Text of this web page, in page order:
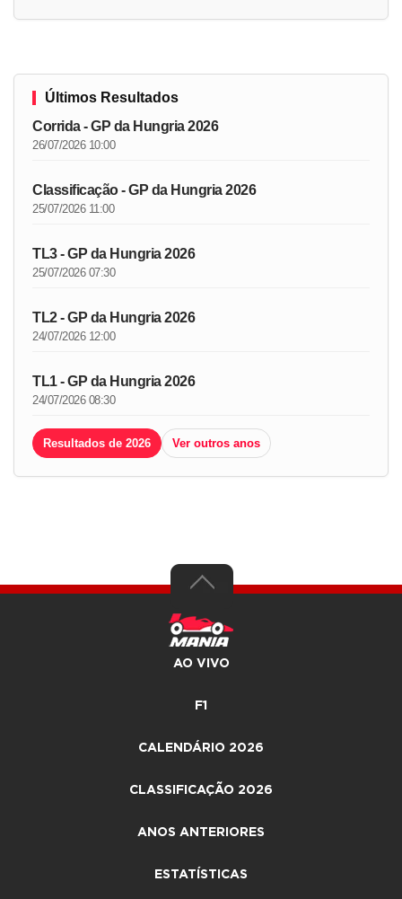
Últimos Resultados
Corrida - GP da Hungria 2026
26/07/2026 10:00
Classificação - GP da Hungria 2026
25/07/2026 11:00
TL3 - GP da Hungria 2026
25/07/2026 07:30
TL2 - GP da Hungria 2026
24/07/2026 12:00
TL1 - GP da Hungria 2026
24/07/2026 08:30
Resultados de 2026 Ver outros anos
AO VIVO
F1
CALENDÁRIO 2026
CLASSIFICAÇÃO 2026
ANOS ANTERIORES
ESTATÍSTICAS